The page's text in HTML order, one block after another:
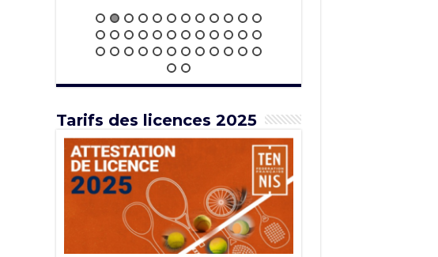
Tarifs des licences 2025